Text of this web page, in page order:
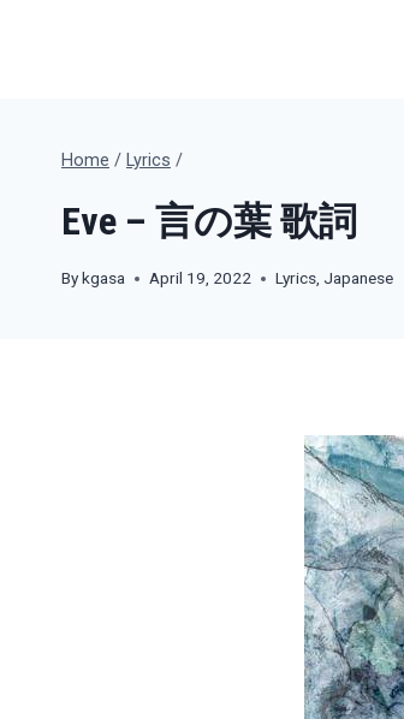
Home / Lyrics /
Eve – 言の葉 歌詞
Bykgasa April 19, 2022 Lyrics, Japanese